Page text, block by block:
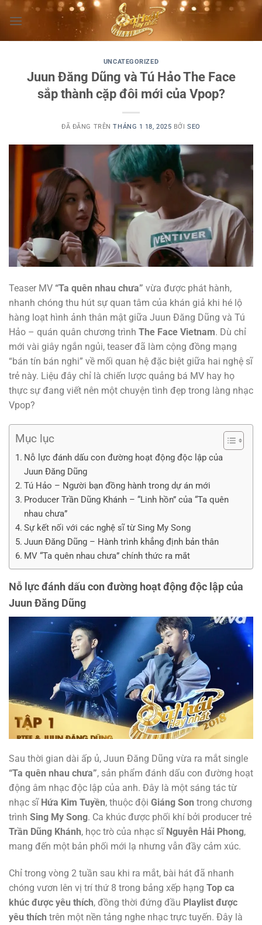
Chuyển
đến
UNCATEGORIZED
Juun Đăng Dũng và Tú Hảo The Face
sắp thành cặp đôi mới của Vpop?
ĐÃ ĐĂNG TRÊNTHÁNG 1 18, 2025 BỞISEO
Teaser MV “Ta quên nhau chưa” vừa được phát hành,
nhanh chóng thu hút sự quan tâm của khán giả khi hé lộ
hàng loạt hình ảnh thân mật giữa Juun Đăng Dũng và Tú
Hảo – quán quân chương trình The Face Vietnam. Dù chỉ
mới vài giây ngắn ngủi, teaser đã làm cộng đồng mạng
“bán tín bán nghi” về mối quan hệ đặc biệt giữa hai nghệ sĩ
trẻ này. Liệu đây chỉ là chiến lược quảng bá MV hay họ
thực sự đang viết nên một chuyện tình đẹp trong làng nhạc
Vpop?
Mục lục
Nỗ lực đánh dấu con đường hoạt động độc lập của
Juun Đăng Dũng
Tú Hảo – Người bạn đồng hành trong dự án mới
Producer Trần Dũng Khánh – “Linh hồn” của “Ta quên
nhau chưa”
Sự kết nối với các nghệ sĩ từ Sing My Song
Juun Đăng Dũng – Hành trình khẳng định bản thân
MV “Ta quên nhau chưa” chính thức ra mắt
Nỗ lực đánh dấu con đường hoạt động độc lập của
Juun Đăng Dũng
Sau thời gian dài ấp ủ, Juun Đăng Dũng vừa ra mắt single
“Ta quên nhau chưa”, sản phẩm đánh dấu con đường hoạt
động âm nhạc độc lập của anh. Đây là một sáng tác từ
nhạc sĩ Hứa Kim Tuyền, thuộc đội Giáng Son trong chương
trình Sing My Song. Ca khúc được phối khí bởi producer trẻ
Trần Dũng Khánh, học trò của nhạc sĩ Nguyễn Hải Phong,
mang đến một bản phối mới lạ nhưng vẫn đầy cảm xúc.
Chỉ trong vòng 2 tuần sau khi ra mắt, bài hát đã nhanh
chóng vươn lên vị trí thứ 8 trong bảng xếp hạng Top ca
khúc được yêu thích, đồng thời đứng đầu Playlist được
yêu thích trên một nền tảng nghe nhạc trực tuyến. Đây là